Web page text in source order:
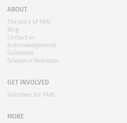
ABOUT
The story of PARI
Blog
Contact us
Acknowledgements
Guidelines
Grievance Redressal
GET INVOLVED
Volunteer for PARI
MORE